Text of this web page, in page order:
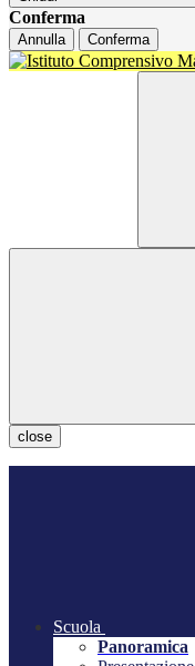
Conferma
Annulla Conferma
close
Scuola
Panoramica